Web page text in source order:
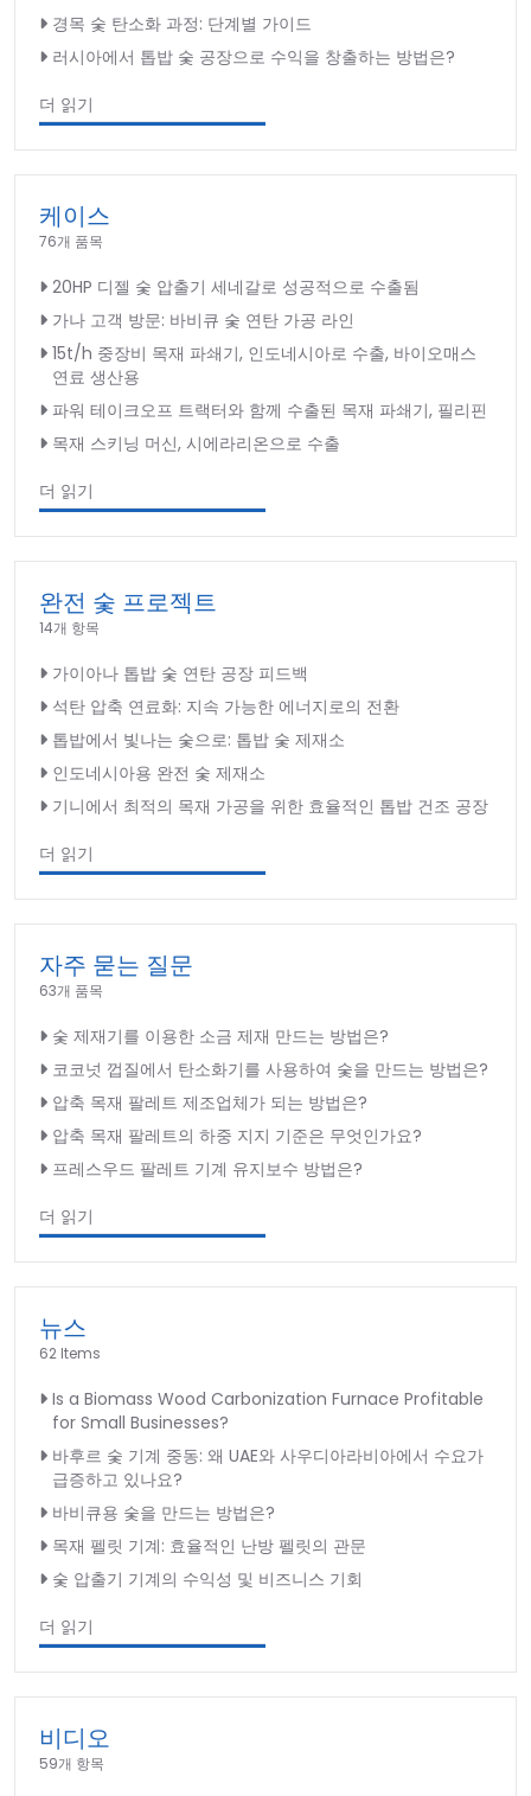
경목 숯 탄소화 과정: 단계별 가이드
러시아에서 톱밥 숯 공장으로 수익을 창출하는 방법은?
더 읽기
케이스
76개 품목
20HP 디젤 숯 압출기 세네갈로 성공적으로 수출됨
가나 고객 방문: 바비큐 숯 연탄 가공 라인
15t/h 중장비 목재 파쇄기, 인도네시아로 수출, 바이오매스
연료 생산용
파워 테이크오프 트랙터와 함께 수출된 목재 파쇄기, 필리핀
목재 스키닝 머신, 시에라리온으로 수출
더 읽기
완전 숯 프로젝트
14개 항목
가이아나 톱밥 숯 연탄 공장 피드백
석탄 압축 연료화: 지속 가능한 에너지로의 전환
톱밥에서 빛나는 숯으로: 톱밥 숯 제재소
인도네시아용 완전 숯 제재소
기니에서 최적의 목재 가공을 위한 효율적인 톱밥 건조 공장
더 읽기
자주 묻는 질문
63개 품목
숯 제재기를 이용한 소금 제재 만드는 방법은?
코코넛 껍질에서 탄소화기를 사용하여 숯을 만드는 방법은?
압축 목재 팔레트 제조업체가 되는 방법은?
압축 목재 팔레트의 하중 지지 기준은 무엇인가요?
프레스우드 팔레트 기계 유지보수 방법은?
더 읽기
뉴스
62 Items
Is a Biomass Wood Carbonization Furnace Profitable
for Small Businesses?
바후르 숯 기계 중동: 왜 UAE와 사우디아라비아에서 수요가
급증하고 있나요?
바비큐용 숯을 만드는 방법은?
목재 펠릿 기계: 효율적인 난방 펠릿의 관문
숯 압출기 기계의 수익성 및 비즈니스 기회
더 읽기
비디오
59개 항목